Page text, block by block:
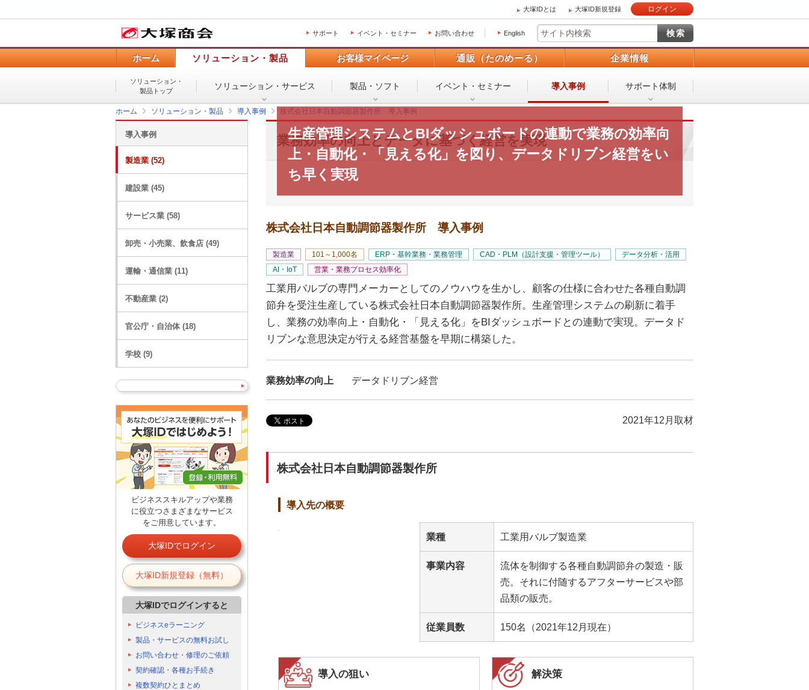
大塚IDとは 大塚ID新規登録 ログイン
サポート イベント・セミナー お問い合わせ English
ホーム ソリューション・製品 お客様マイページ 通販（たのめーる） 企業情報
ソリューション・
製品トップ
ソリューション・ サービス 製品・ソフト イベント・ セミナー 導入事例 サポート体制
ホーム ソリューション・製品 導入事例 株式会社日本自動調節器製作所 導入事例
業務効率の向上とデータに基づく経営を実現
生産管理システムとBIダッシュボードの連動で業務の効率向
上・自動化・「見える化」を図り、データドリブン経営をい
ち早く実現
株式会社日本自動調節器製作所 導入事例
製造業 101～1,000名 ERP・基幹業務・業務管理 CAD・PLM（設計支援・管理ツール）
データ分析・活用
AI・IoT
営業・業務プロセス効率化
工業用バルブの専門メーカーとしてのノウハウを生かし、顧客の仕様に合わせた各種自動調
節弁を受注生産している株式会社日本自動調節器製作所。生産管理システムの刷新に着手
し、業務の効率向上・自動化・「見える化」をBIダッシュボードとの連動で実現。データド
リブンな意思決定が行える経営基盤を早期に構築した。
業務効率の向上 データドリブン経営
2021年12月取材
株式会社日本自動調節器製作所
導入先の概要
業種 工業用バルブ製造業
事業内容
流体を制御する各種自動調節弁の製造・販
売。それに付随するアフターサービスや部
品類の販売。
従業員数 150名（2021年12月現在）
導入の狙い 解決策
導入事例
製造業 (52)
建設業 (45)
サービス業 (58)
卸売・小売業、飲食店 (49)
運輸・通信業 (11)
不動産業 (2)
官公庁・自治体 (18)
学校 (9)
ビジネススキルアップや業務
に役立つさまざまなサービス
をご用意しています。
大塚IDでログイン
大塚ID新規登録（無料）
大塚IDでログインすると
ビジネスeラーニング
製品・サービスの無料お試し
お問い合わせ・修理のご依頼
契約確認・各種お手続き
複数契約ひとまとめ